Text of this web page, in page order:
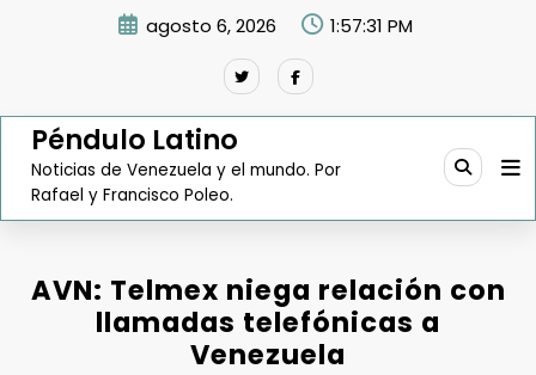
agosto 6, 2026 1:57:32 PM
Péndulo Latino
Noticias de Venezuela y el mundo. Por
Rafael y Francisco Poleo.
AVN: Telmex niega relación con
llamadas telefónicas a
Venezuela